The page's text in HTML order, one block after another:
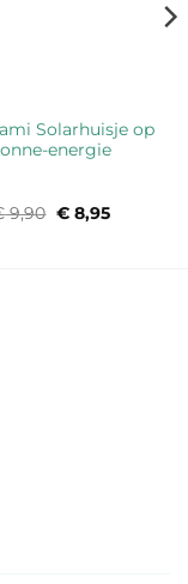
Solarhuisje op
energie
9,90 Oorspronkelijke
prijs
€8,95Huidige